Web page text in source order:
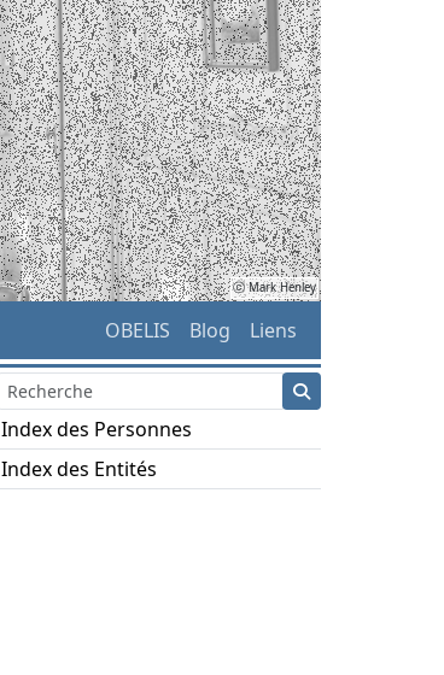
ⓒ Mark Henley
OBELIS Blog Liens
Index des Personnes
Index des Entités